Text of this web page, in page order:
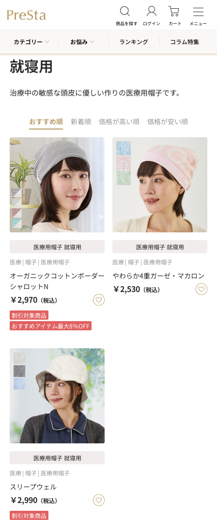
商品を探す ログイン カート メニュー
カテゴリー お悩み ランキング コラム特集
就寝用
治療中の敏感な頭皮に優しい作りの医療用帽子です。
おすすめ順 新着順 価格が高い順 価格が安い順
医療用帽子 就寝用
医療 帽子 医療用帽子
オーガニックコットンボーダー
シャロットN
￥2,970 （税込）
割引対象商品
おすすめアイテム最大8％OFF
医療用帽子 就寝用
医療 帽子 医療用帽子
やわらか4重ガーゼ・マカロン
￥2,530 （税込）
医療用帽子 就寝用
医療 帽子 医療用帽子
スリープウェル
￥2,990 （税込）
割引対象商品